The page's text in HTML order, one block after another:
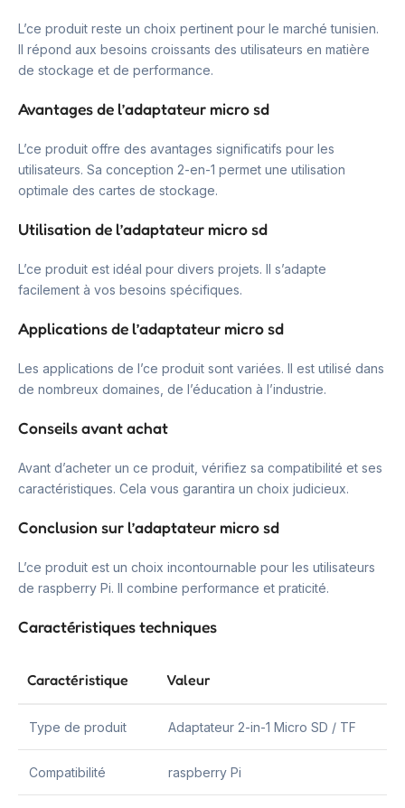
L’ce produit reste un choix pertinent pour le marché tunisien.
Il répond aux besoins croissants des utilisateurs en matière
de stockage et de performance.
Avantages de l’adaptateur micro sd
L’ce produit offre des avantages significatifs pour les
utilisateurs. Sa conception 2-en-1 permet une utilisation
optimale des cartes de stockage.
Utilisation de l’adaptateur micro sd
L’ce produit est idéal pour divers projets. Il s’adapte
facilement à vos besoins spécifiques.
Applications de l’adaptateur micro sd
Les applications de l’ce produit sont variées. Il est utilisé dans
de nombreux domaines, de l’éducation à l’industrie.
Conseils avant achat
Avant d’acheter un ce produit, vérifiez sa compatibilité et ses
caractéristiques. Cela vous garantira un choix judicieux.
Conclusion sur l’adaptateur micro sd
L’ce produit est un choix incontournable pour les utilisateurs
de raspberry Pi. Il combine performance et praticité.
Caractéristiques techniques
Caractéristique Valeur
Type de produit Adaptateur 2-in-1 Micro SD / TF
Compatibilité raspberry Pi